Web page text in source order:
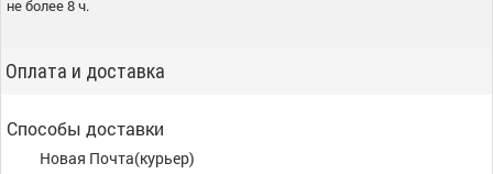
не более 8 ч.
Оплата и доставка
Способы доставки
Новая Почта(курьер)